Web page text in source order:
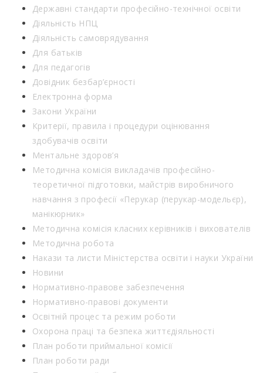
Державні стандарти професійно-технічної освіти
Діяльність НПЦ
Діяльність самоврядування
Для батьків
Для педагогів
Довідник безбар’єрності
Електронна форма
Закони України
Критерії, правила і процедури оцінювання
здобувачів освіти
Ментальне здоров’я
Методична комісія викладачів професійно-
теоретичної підготовки, майстрів виробничого
навчання з професії «Перукар (перукар-модельєр),
манікюрник»
Методична комісія класних керівників і вихователів
Методична робота
Накази та листи Міністерства освіти і науки України
Новини
Нормативно-правове забезпечення
Нормативно-правові документи
Освітній процес та режим роботи
Охорона праці та безпека життєдіяльності
План роботи приймальної комісії
План роботи ради